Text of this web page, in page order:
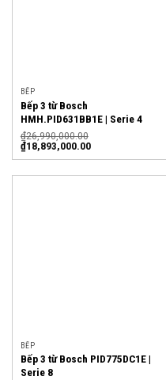
BẾP
Bếp 3 từ Bosch
HMH.PID631BB1E | Serie 4
₫26,990,000.00
₫18,893,000.00
BẾP
Bếp 3 từ Bosch PID775DC1E |
Serie 8